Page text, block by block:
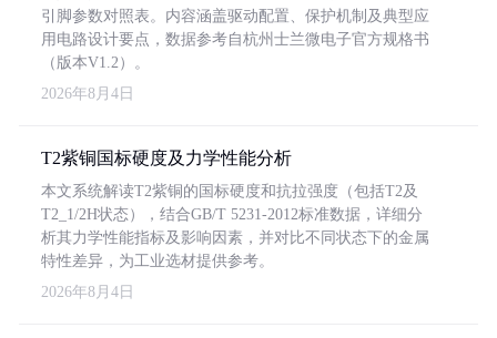
引脚参数对照表。内容涵盖驱动配置、保护机制及典型应
用电路设计要点，数据参考自杭州士兰微电子官方规格书
（版本V1.2）。
2026年8月4日
T2紫铜国标硬度及力学性能分析
本文系统解读T2紫铜的国标硬度和抗拉强度（包括T2及
T2_1/2H状态），结合GB/T 5231-2012标准数据，详细分
析其力学性能指标及影响因素，并对比不同状态下的金属
特性差异，为工业选材提供参考。
2026年8月4日